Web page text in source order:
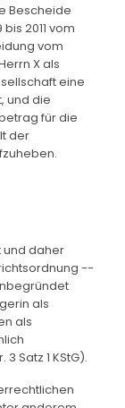
Bescheide
2011 vom
vom
X als
eine
und die
für die
der
und daher
--
als
als
Satz 1 KStG).